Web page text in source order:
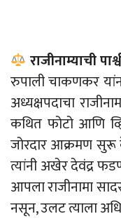
राजीनाम्याची
रुपाली चाकणकर
अध्यक्षपदाचा
कथित फोटो आणि
जोरदार आक्रमण सुरू
त्यांनी अखेर देवंद्र
आपला राजीनामा
नसून, उलट त्याला